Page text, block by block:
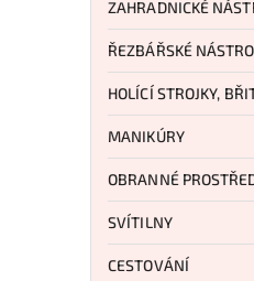
ZAHRADNICKÉ
ŘEZBÁŘSKÉ
HOLÍCÍ STROJKY,
MANIKÚRY
OBRANNÉ
SVÍTILNY
CESTOVÁNÍ